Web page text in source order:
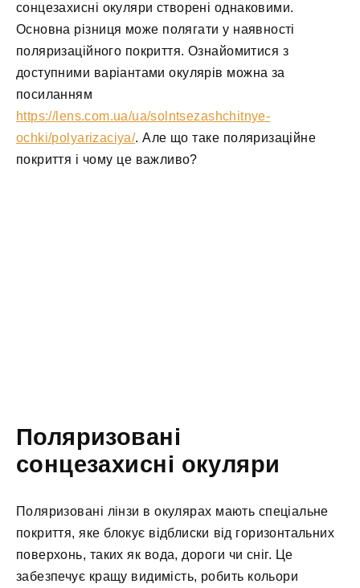
сонцезахисні окуляри створені однаковими.
Основна різниця може полягати у наявності
поляризаційного покриття. Ознайомитися з
доступними варіантами окулярів можна за
посиланням
https://lens.com.ua/ua/solntsezashchitnye-
ochki/polyarizaciya/. Але що таке поляризаційне
покриття і чому це важливо?
Поляризовані
сонцезахисні окуляри
Поляризовані лінзи в окулярах мають спеціальне
покриття, яке блокує відблиски від горизонтальних
поверхонь, таких як вода, дороги чи сніг. Це
забезпечує кращу видимість, робить кольори